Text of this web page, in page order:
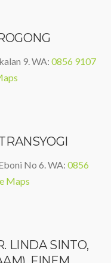
9. WA: 0856 9107
No 6. WA: 0856
Maps
LINDA SINTO,